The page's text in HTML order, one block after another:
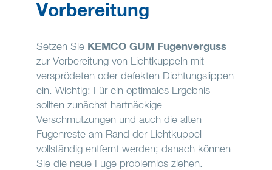
Vorbereitung
Setzen Sie KEMCO GUM Fugenverguss
zur Vorbereitung von Lichtkuppeln mit
versprödeten oder defekten Dichtungslippen
ein. Wichtig: Für ein optimales Ergebnis
sollten zunächst hartnäckige
Verschmutzungen und auch die alten
Fugenreste am Rand der Lichtkuppel
vollständig entfernt werden; danach können
Sie die neue Fuge problemlos ziehen.